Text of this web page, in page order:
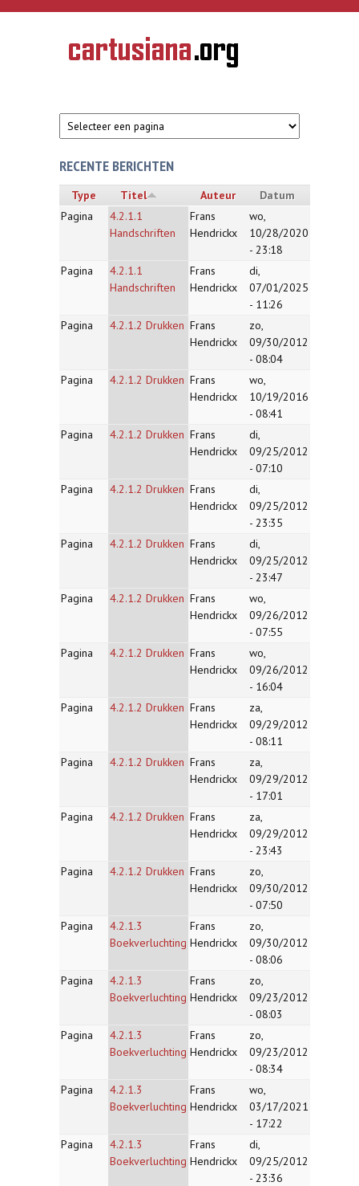
Overslaan en naar de inhoud gaan
CARTUSIANA
Geschiedenis
van de
RECENTE BERICHTEN
Type Titel Auteur
Datum
Pagina
4.2.1.1
Handschriften
Frans
Hendrickx
wo,
10/28/2020
- 23:18
Pagina
4.2.1.1
Handschriften
Frans
Hendrickx
di,
07/01/2025
- 11:26
Pagina
4.2.1.2 Drukken Frans
Hendrickx
zo,
09/30/2012
- 08:04
Pagina
4.2.1.2 Drukken Frans
Hendrickx
wo,
10/19/2016
- 08:41
Pagina
4.2.1.2 Drukken Frans
Hendrickx
di,
09/25/2012
- 07:10
Pagina
4.2.1.2 Drukken Frans
Hendrickx
di,
09/25/2012
- 23:35
Pagina
4.2.1.2 Drukken Frans
Hendrickx
di,
09/25/2012
- 23:47
Pagina
4.2.1.2 Drukken Frans
Hendrickx
wo,
09/26/2012
- 07:55
Pagina
4.2.1.2 Drukken Frans
Hendrickx
wo,
09/26/2012
- 16:04
Pagina
4.2.1.2 Drukken Frans
Hendrickx
za,
09/29/2012
- 08:11
Pagina
4.2.1.2 Drukken Frans
Hendrickx
za,
09/29/2012
- 17:01
Pagina
4.2.1.2 Drukken Frans
Hendrickx
za,
09/29/2012
- 23:43
Pagina
4.2.1.2 Drukken Frans
Hendrickx
zo,
09/30/2012
- 07:50
Pagina
4.2.1.3
Boekverluchting
Frans
Hendrickx
zo,
09/30/2012
- 08:06
Pagina
4.2.1.3
Boekverluchting
Frans
Hendrickx
zo,
09/23/2012
- 08:03
Pagina
4.2.1.3
Boekverluchting
Frans
Hendrickx
zo,
09/23/2012
- 08:34
Pagina
4.2.1.3
Boekverluchting
Frans
Hendrickx
wo,
03/17/2021
- 17:22
Pagina
4.2.1.3
Boekverluchting
Frans
Hendrickx
di,
09/25/2012
- 23:36